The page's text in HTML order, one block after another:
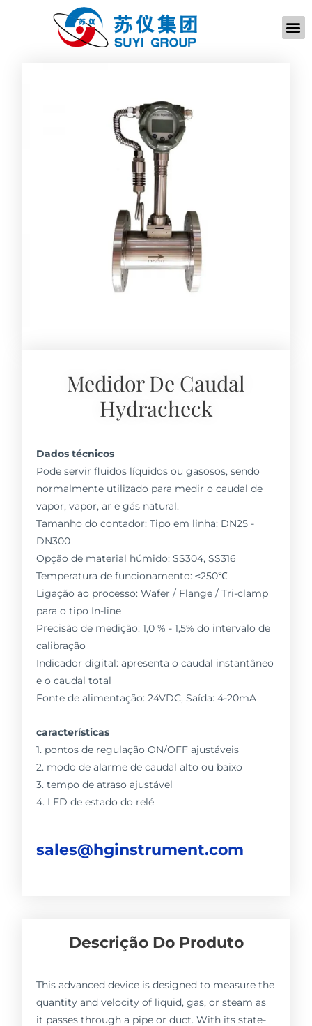
Medidor De Caudal
Hydracheck
Dados técnicos
Pode servir fluidos líquidos ou gasosos, sendo
normalmente utilizado para medir o caudal de
vapor, vapor, ar e gás natural.
Tamanho do contador: Tipo em linha: DN25 -
DN300
Opção de material húmido: SS304, SS316
Temperatura de funcionamento: ≤250℃
Ligação ao processo: Wafer / Flange / Tri-clamp
para o tipo In-line
Precisão de medição: 1,0 % - 1,5% do intervalo de
calibração
Indicador digital: apresenta o caudal instantâneo
e o caudal total
Fonte de alimentação: 24VDC, Saída: 4-20mA
características
1. pontos de regulação ON/OFF ajustáveis
2. modo de alarme de caudal alto ou baixo
3. tempo de atraso ajustável
4. LED de estado do relé
sales@hginstrument.com
Descrição Do Produto
This advanced device is designed to measure the
quantity and velocity of liquid, gas, or steam as
it passes through a pipe or duct. With its state-